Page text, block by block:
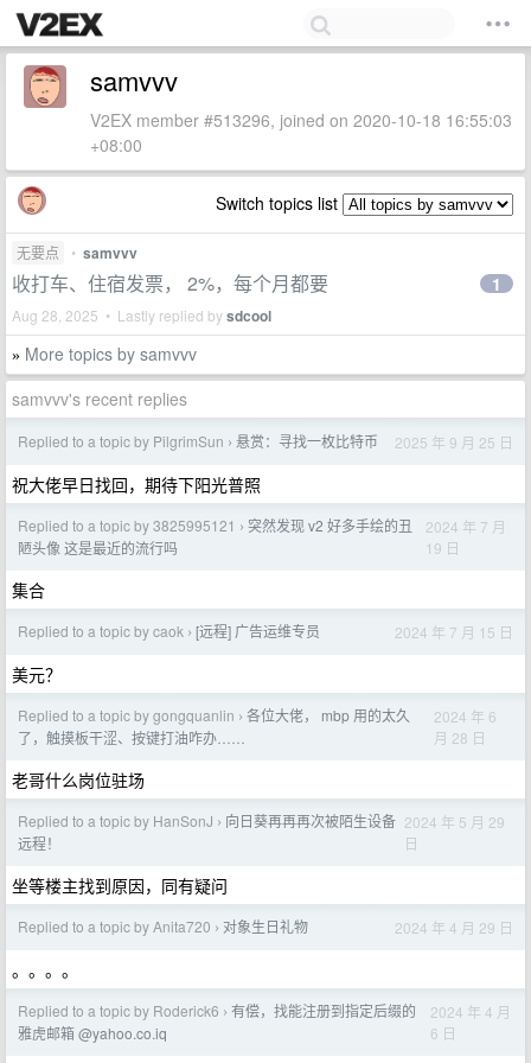
samvvv
V2EX member #513296, joined on 2020-10-18 16:55:03
+08:00
Switch topics list
无要点 • samvvv
收打车、住宿发票， 2%，每个月都要
Aug 28, 2025 • Lastly replied bysdcool
1
» More topics by samvvv
samvvv's recent replies
Replied to a topic by PilgrimSun › 悬赏：寻找一枚比特币 2025 年 9 月 25 日
祝大佬早日找回，期待下阳光普照
Replied to a topic by 3825995121 › 突然发现 v2 好多手绘的丑
陋头像 这是最近的流行吗
2024 年 7 月
19 日
集合
Replied to a topic by caok › [远程] 广告运维专员 2024 年 7 月 15 日
美元？
Replied to a topic by gongquanlin › 各位大佬， mbp 用的太久
了，触摸板干涩、按键打油咋办……
2024 年 6
月 28 日
老哥什么岗位驻场
Replied to a topic by HanSonJ › 向日葵再再再次被陌生设备
远程！
2024 年 5 月 29
日
坐等楼主找到原因，同有疑问
Replied to a topic by Anita720 › 对象生日礼物 2024 年 4 月 29 日
。。。。
Replied to a topic by Roderick6 › 有偿，找能注册到指定后缀的
雅虎邮箱 @yahoo.co.iq
2024 年 4 月
6 日